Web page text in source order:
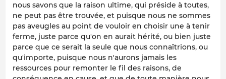
nous savons que la raison ultime, qui préside à toutes,
ne peut pas être trouvée, et puisque nous ne sommes
pas aveugles au point de vouloir en choisir une à tenir
ferme, juste parce qu'on en aurait hérité, ou bien juste
parce que ce serait la seule que nous connaîtrions, ou
qu'importe, puisque nous n'aurons jamais les
ressources pour remonter le fil des raisons, de